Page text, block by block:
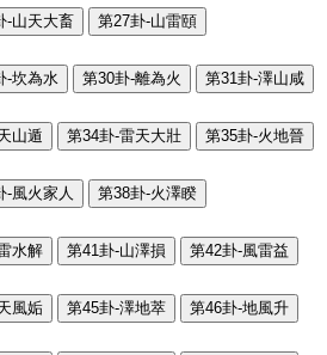
-山天大畜 第27卦-山雷頤
-坎為水 第30卦-離為火 第31卦-澤山咸
山遁 第34卦-雷天大壯 第35卦-火地晉
-風火家人 第38卦-火澤睽
水解 第41卦-山澤損 第42卦-風雷益
風姤 第45卦-澤地萃 第46卦-地風升